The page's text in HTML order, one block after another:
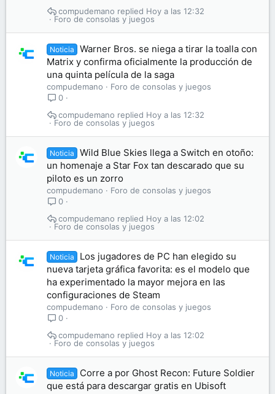
Foro de consolas y juegos
Hoy a las 12:32
compudemano
Noticia
Warner Bros. se niega a tirar la toalla con
Matrix y confirma oficialmente la producción de
una quinta película de la saga
compudemano
Foro de consolas y juegos
0
Foro de consolas y juegos
Hoy a las 12:32
compudemano
Noticia
Wild Blue Skies llega a Switch en otoño:
un homenaje a Star Fox tan descarado que su
piloto es un zorro
compudemano
Foro de consolas y juegos
0
Foro de consolas y juegos
Hoy a las 12:02
compudemano
Noticia
Los jugadores de PC han elegido su
nueva tarjeta gráfica favorita: es el modelo que
ha experimentado la mayor mejora en las
configuraciones de Steam
compudemano
Foro de consolas y juegos
0
Foro de consolas y juegos
Hoy a las 12:02
compudemano
Noticia
Corre a por Ghost Recon: Future Soldier
que está para descargar gratis en Ubisoft